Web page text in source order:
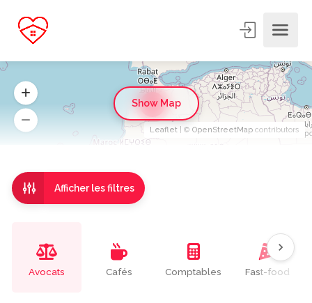
Afficher les filtres
Avocats Cafés Comptables Fast-food
20
Leaflet | © OpenStreetMap contributors
Show Map